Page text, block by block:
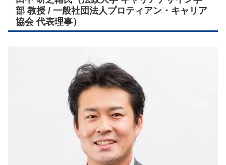
部 教授 / 一般社団法人プロティアン・キャリア
協会 代表理事）